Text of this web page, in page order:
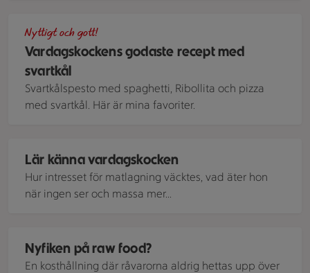
Vardagskockens godaste recept med
svartkål
Nyttigt och gott!
Svartkålspesto med spaghetti, Ribollita och pizza
med svartkål. Här är mina favoriter.
Lär känna vardagskocken
Hur intresset för matlagning väcktes, vad äter hon
när ingen ser och massa mer...
Nyfiken på raw food?
En kosthållning där råvarorna aldrig hettas upp över